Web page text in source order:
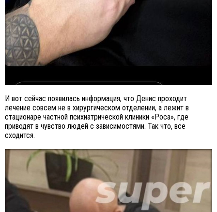
И вот сейчас появилась информация, что Денис проходит
лечение совсем не в хирургическом отделении, а лежит в
стационаре частной психиатрической клиники «Роса», где
приводят в чувство людей с зависимостями. Так что, все
сходится.